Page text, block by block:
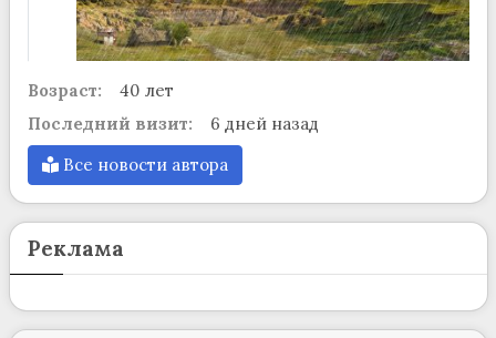
Возраст:
40 лет
Последний визит:
6 дней назад
Все новости автора
Реклама